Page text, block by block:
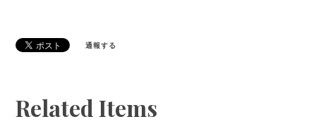
通報する
Related Items